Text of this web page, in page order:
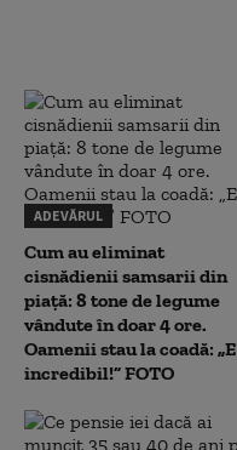
ADEVĂRUL
Cum au eliminat
cisnădienii samsarii din
piață: 8 tone de legume
vândute în doar 4 ore.
Oamenii stau la coadă: „E
incredibil!” FOTO